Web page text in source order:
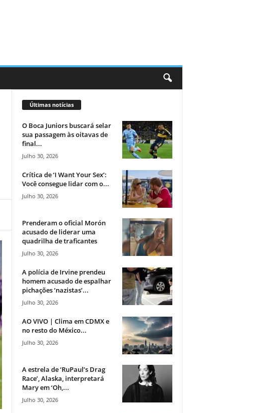
Últimas notícias
O Boca Juniors buscará selar
sua passagem às oitavas de
final...
Julho 30, 2026
Crítica de ‘I Want Your Sex’:
Você consegue lidar com o...
Julho 30, 2026
Prenderam o oficial Morón
acusado de liderar uma
quadrilha de traficantes
Julho 30, 2026
A polícia de Irvine prendeu
homem acusado de espalhar
pichações ‘nazistas’...
Julho 30, 2026
AO VIVO | Clima em CDMX e
no resto do México...
Julho 30, 2026
A estrela de ‘RuPaul’s Drag
Race’, Alaska, interpretará
Mary em ‘Oh,...
Julho 30, 2026